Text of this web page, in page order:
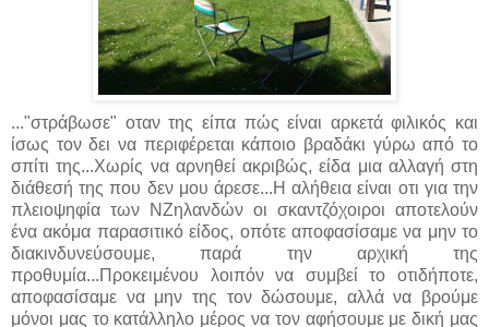
..."στράβωσε" οταν της είπα πώς είναι αρκετά φιλικός και
ίσως τον δει να περιφέρεται κάποιο βραδάκι γύρω από το
σπίτι της...Χωρίς να αρνηθεί ακριβώς, είδα μια αλλαγή στη
διάθεσή της που δεν μου άρεσε...Η αλήθεια είναι οτι για την
πλειοψηφία των ΝΖηλανδών οι σκαντζόχοιροι αποτελούν
ένα ακόμα παρασιτικό είδος, οπότε αποφασίσαμε να μην το
διακινδυνεύσουμε, παρά την αρχική της
προθυμία...Προκειμένου λοιπόν να συμβεί το οτιδήποτε,
αποφασίσαμε να μην της τον δώσουμε, αλλά να βρούμε
μόνοι μας το κατάλληλο μέρος να τον αφήσουμε με δική μας